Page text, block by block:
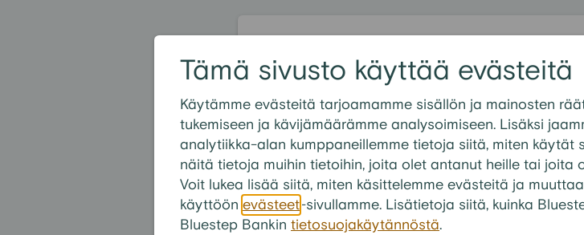
Tämä sivusto käyttää evästeitä
Käytämme evästeitä tarjoamamme sisällön ja mainosten
tukemiseen ja kävijämäärämme analysoimiseen. Lisäksi
analytiikka-alan kumppaneillemme tietoja siitä, miten käytät
näitä tietoja muihin tietoihin, joita olet antanut heille tai joita
Voit lukea lisää siitä, miten käsittelemme evästeitä ja
käyttöön evästeet-sivullamme. Lisätietoja siitä, kuinka
Bluestep Bankin tietosuojakäytännöstä.
Suosituimmat kysymykset
Vakuudellinen laina
Mikä on paras vakuudellinen laina kalliiden
Miten saada edullisin korko vakuudelliselle
Mitä asiakirjoja tarvitsen vakuudellisen lainan
Kuinka voin laskea mahdollisen lainani
Voinko käyttää vakuudellista lainaa remonttiin